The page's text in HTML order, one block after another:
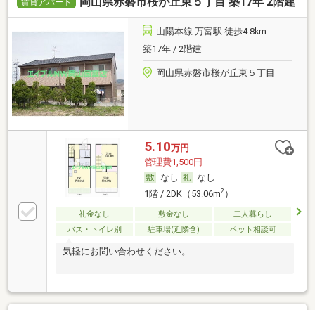
賃貸アパート
山陽本線 万富駅 徒歩4.8km
築17年 / 2階建
岡山県赤磐市桜が丘東５丁目
5.10万円
管理費1,500円
なし
なし
1階 / 2DK（53.06m2）
礼金なし 敷金なし
二人暮らし
バス・トイレ別
駐車場(近隣含) ペット相談可
気軽にお問い合わせください。